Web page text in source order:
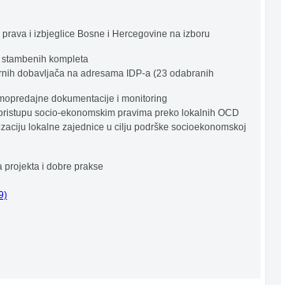
i izbjeglice Bosne i Hercegovine na izboru
kompleta
dobavljača na adresama IDP-a (23 odabranih
dokumentacije i monitoring
socio-ekonomskim pravima preko lokalnih OCD
lokalne zajednice u cilju podrške socioekonomskoj
projekta i dobre prakse